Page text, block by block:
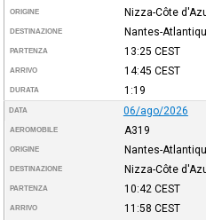
ORIGINE Nizza-Côte
DESTINAZIONE Nantes-
PARTENZA 13:25 CEST
ARRIVO 14:45 CEST
DURATA 1:19
DATA 06/ago/2026
AEROMOBILE A319
ORIGINE Nantes-
DESTINAZIONE Nizza-Côte
PARTENZA 10:42 CEST
ARRIVO 11:58 CEST